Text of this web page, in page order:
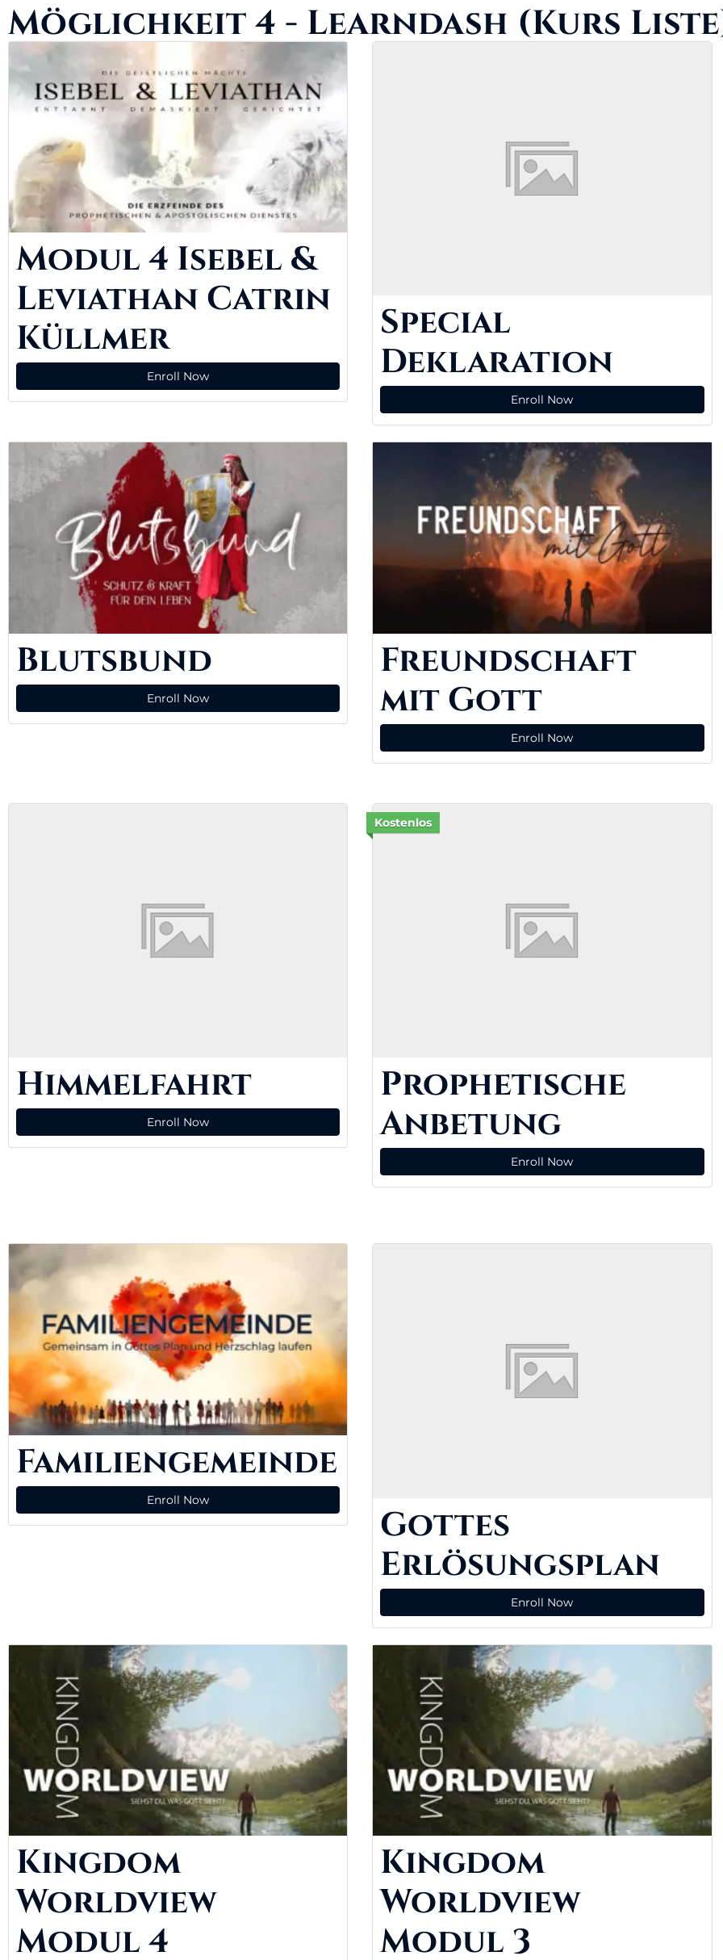
Möglichkeit 4 - Learndash (Kurs
Modul 4 Isebel &
Leviathan Catrin
Küllmer
Enroll Now
Special
Deklaration
Enroll Now
Blutsbund
Enroll Now
Freundschaft
mit Gott
Enroll Now
Himmelfahrt
Enroll Now
Kostenlos
Prophetische
Anbetung
Enroll Now
Familiengemeinde
Enroll Now
Gottes
Erlösungsplan
Enroll Now
Kingdom
Worldview
Modul 4
Kingdom
Worldview
Modul 3